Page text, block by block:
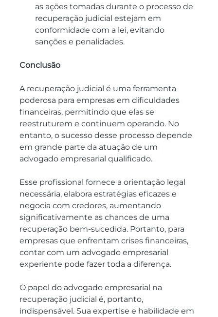
as ações tomadas durante o processo de
recuperação judicial estejam em
conformidade com a lei, evitando
sanções e penalidades.
Conclusão
A recuperação judicial é uma ferramenta
poderosa para empresas em dificuldades
financeiras, permitindo que elas se
reestruturem e continuem operando. No
entanto, o sucesso desse processo depende
em grande parte da atuação de um
advogado empresarial qualificado.
Esse profissional fornece a orientação legal
necessária, elabora estratégias eficazes e
negocia com credores, aumentando
significativamente as chances de uma
recuperação bem-sucedida. Portanto, para
empresas que enfrentam crises financeiras,
contar com um advogado empresarial
experiente pode fazer toda a diferença.
O papel do advogado empresarial na
recuperação judicial é, portanto,
indispensável. Sua expertise e habilidade em